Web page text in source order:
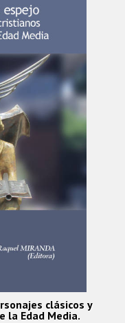
clásicos y
la Edad Media.